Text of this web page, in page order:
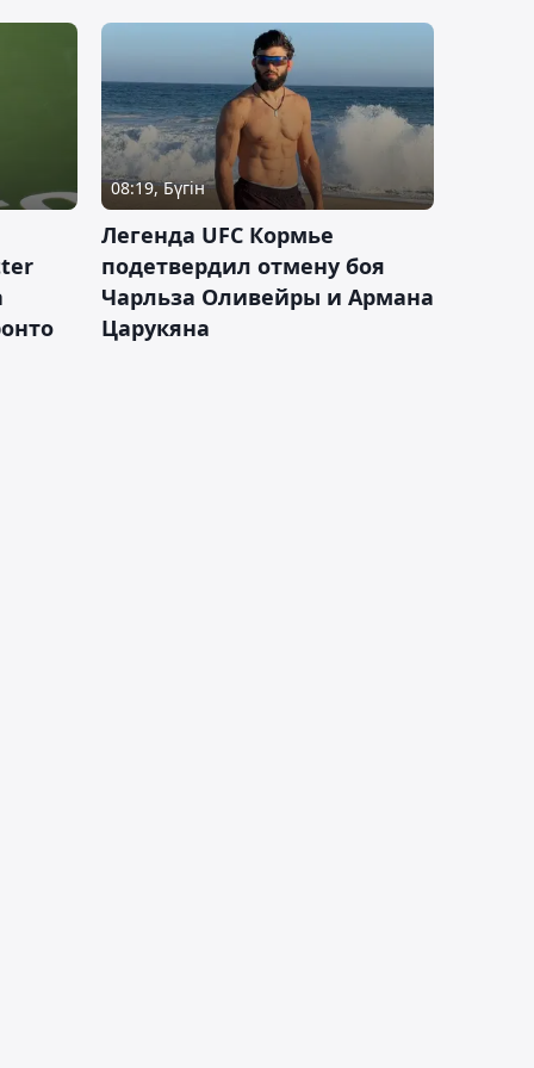
08:19, Бүгін
Легенда UFC Кормье
подетвердил отмену боя
Чарльза Оливейры и Армана
Царукяна